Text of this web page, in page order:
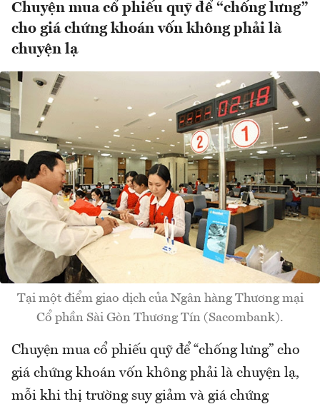
Chuyện mua cổ phiếu quỹ để “chống lưng”
cho giá chứng khoán vốn không phải là
chuyện lạ
Tại một điểm giao dịch của Ngân hàng Thương mại
Cổ phần Sài Gòn Thương Tín (Sacombank).
Chuyện mua cổ phiếu quỹ để “chống lưng” cho
giá chứng khoán vốn không phải là chuyện lạ,
mỗi khi thị trường suy giảm và giá chứng